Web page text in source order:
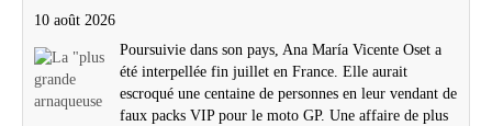
10 août 2026
Poursuivie dans son pays, Ana María Vicente Oset a
été interpellée fin juillet en France. Elle aurait
escroqué une centaine de personnes en leur vendant de
faux packs VIP pour le moto GP. Une affaire de plus